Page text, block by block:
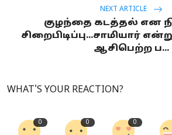
NEXT ARTICLE
குழந்தை கடத்தல் என
சிறைபிடிப்பு...சாமியார்
ஆசிபெற்ற ப...
WHAT'S YOUR REACTION?
0 0 0